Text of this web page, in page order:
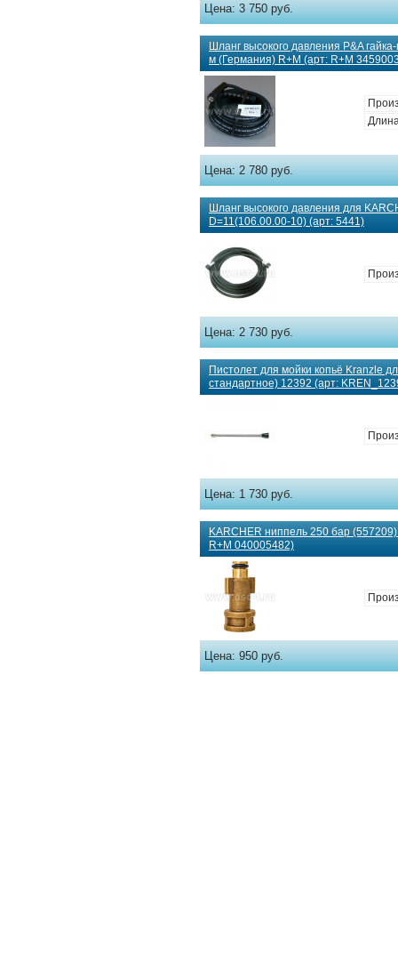
Цена:3 750 руб.
Шланг высокого давления P&A
м (Германия) R+M (арт: R+M
Цена:2 780 руб.
Шланг высокого давления для
D=11(106.00.00-10) (арт: 5441)
Цена:2 730 руб.
Пистолет для мойки копьё Kranzle
стандартное) 12392 (арт:
Цена:1 730 руб.
KARCHER ниппель 250 бар
R+M 040005482)
Цена:950 руб.